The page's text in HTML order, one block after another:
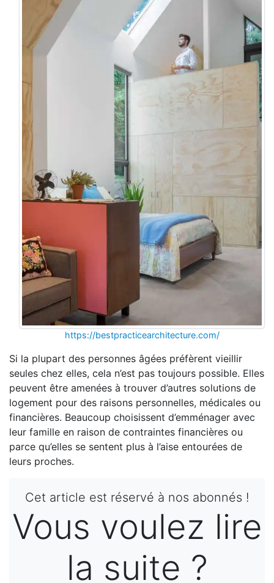
https://bestpracticearchitecture.com/
Si la plupart des personnes âgées préfèrent vieillir
seules chez elles, cela n’est pas toujours possible. Elles
peuvent être amenées à trouver d’autres solutions de
logement pour des raisons personnelles, médicales ou
financières. Beaucoup choisissent d’emménager avec
leur famille en raison de contraintes financières ou
parce qu’elles se sentent plus à l’aise entourées de
leurs proches.
Cet article est réservé à nos abonnés !
Vous voulez lire
la suite ?